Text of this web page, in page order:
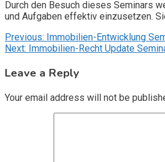
Durch den Besuch dieses Seminars
und Aufgaben effektiv einzusetzen.
Post
Previous: Immobilien-Entwicklung
Next: Immobilien-Recht Update
Leave a Reply
Your email address will not be